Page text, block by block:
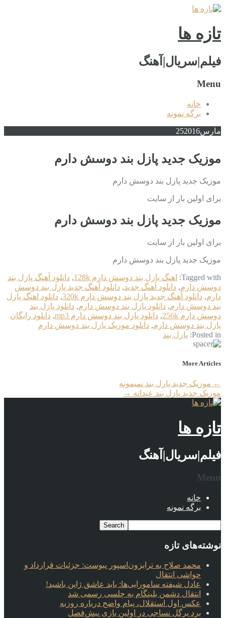
تازه ها
فیلم|سریال|آهنگ
Menu
خانه
برگه نمونه
مارس 252016
موزیک جدید پازل بند دوسش دارم
موزیک جدید پازل بند دوسش دارم
برای اولین بار از سایت
موزیک جدید پازل بند دوسش دارم
برای اولین بار از سایت
موزیک جدید پازل بند دوسش دارم
Tagged with: اهنگ پازل بند دوسش دارم 128k , دانلود آهنگ پازل بند
دوسش دارم, دانلود آهنگ جدید, دانلود آهنگ جدید پازل بند دوسش
دارم, دانلود آهنگ جدید پازل بند دوسش دارم 320k , دانلود اهنگ پازل
بند دوسش دارم, دانلود پازل بند دوسش دارم, دانلود پازل بند
دوسش دارم 256k
, دانلود پازل بند دوسش دارم mp3 , دانلود رایگان
پازل بند دوسش دارم, دانلود موزیک پازل بند دوسش دارم
Posted in: پازل بند
More Articles
← موزیک جدید پازل بند نمیمونه
موزیک جدید پازل بند عیدانه →
تازه ها
فیلم|سریال|آهنگ
Menu
خانه
برگه نمونه
نوشته‌های تازه
محمد صلاح به ترابزون‌اسپور پیوست: جزئیات قرارداد و
حواشی انتقال
عادل شیفته سامورایی‌ها: باید عاشق ژاپن باشید!
انتقال دشمن بلینگام به چلسی رسمی شد
عکس اول استقلال، پیام واضح درباره روزبه
برد پرگل نساجی در اولین بازی پیش‌فصل